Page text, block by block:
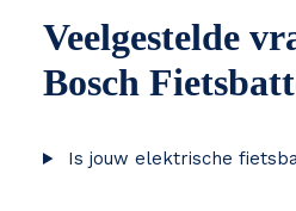
Veelgestelde
Bosch
Is jouw elektrische